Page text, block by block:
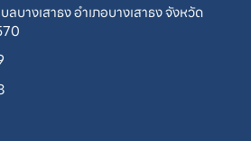
บางเสาธง อำเภอบางเสาธง จังหวัด